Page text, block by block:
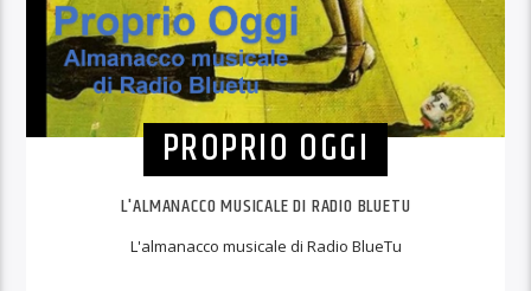
PROPRIO OGGI
L'ALMANACCO MUSICALE DI RADIO BLUETU
L'almanacco musicale di Radio BlueTu